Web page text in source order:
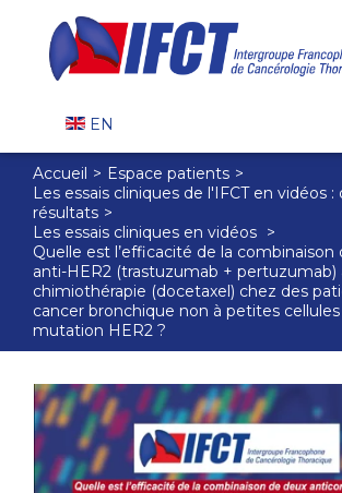
EN
Accueil
Espace patients
Les essais cliniques de l'IFCT en vidéos
résultats
Les essais cliniques en vidéos
Quelle est l’efficacité de la
anti-HER2 (trastuzumab + pertuzumab)
chimiothérapie (docetaxel) chez des
cancer bronchique non à petites
mutation HER2 ?